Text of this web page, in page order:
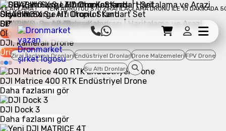
DAKIKADA 50 DÖNÜM İLAÇLAMA ! YENI AGROTOD S70 ZIRAI İLAÇLAMA
Sepet
Sepet Detayı Ödemeye Geç
Zirai İlaçlama DronlarıEndüstriyel DronlarDrone MalzemeleriFPV Drone
Su Altı Dronları
Skyrukh Surge H7 Otopilot Kartı
SKYRUKH, Drone Malzemeleri
Ürüne Git
CHASING X Su Altı Dronu Standart Set
CHASING, Su Altı Drone
Ürüne Git
DJI Zenmuse L3 Drone Kamerası | Haritalama ve Arazi
Ölçümleme
DJI, Kameralı Drone
Ürüne Git
DJI Matrice 400 RTK Endüstriyel Drone
Daha fazlasını gör
DJI Dock 3
Daha fazlasını gör